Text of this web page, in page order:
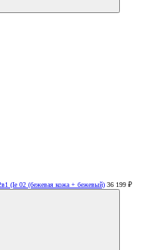
(Ie 02 (бежевая кожа + бежевый) 36 199 ₽